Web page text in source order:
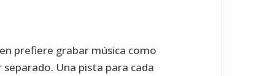
prefiere grabar música como
Una pista para cada